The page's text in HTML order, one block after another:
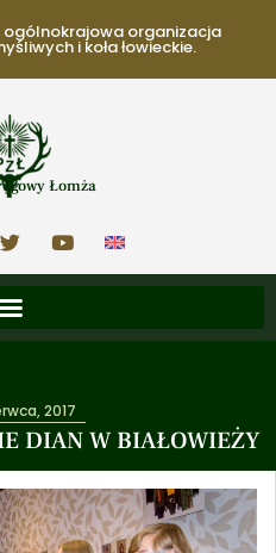
ogólnokrajowa organizacja
i koła łowieckie.
Łomża
DIAN W BIAŁOWIEŻY
2017